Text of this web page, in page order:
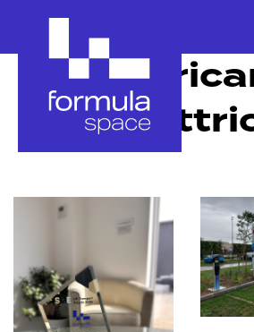
Tag: